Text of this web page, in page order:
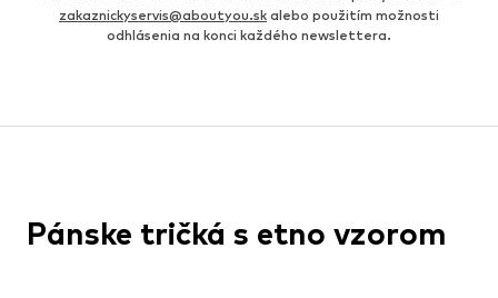
zakaznickyservis@aboutyou.sk alebo použitím možnosti
odhlásenia na konci každého newslettera.
Pánske tričká s etno vzorom